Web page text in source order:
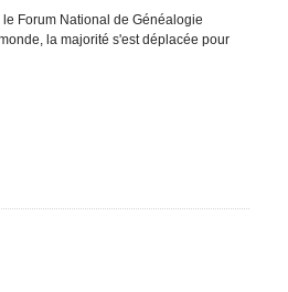
Forum National de Généalogie
la majorité s'est déplacée pour